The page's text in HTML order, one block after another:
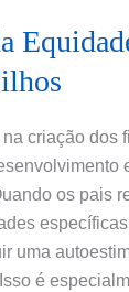
criação dos
os pais
uma
é